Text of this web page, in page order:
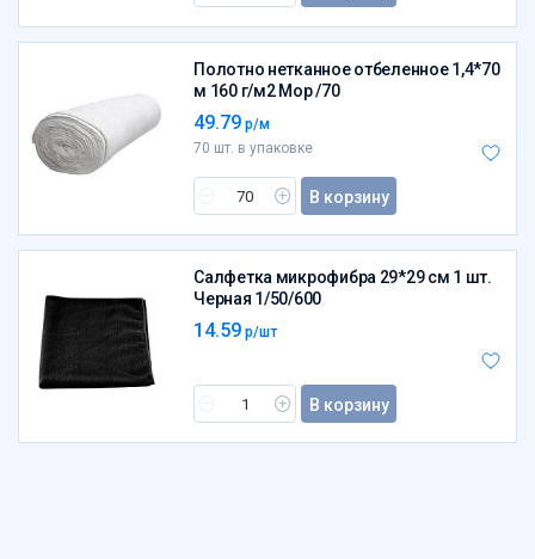
Полотно нетканное отбеленное 1,4*70
м 160 г/м2 Мор /70
49.79 р/м
70 шт. в упаковке
В корзину
Салфетка микрофибра 29*29 см 1 шт.
Черная 1/50/600
14.59 р/шт
В корзину